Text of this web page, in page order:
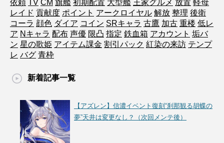
依頼 TV CM 旗艦 初期配置 大型艦 王家グルメ 放置 軽母
レイド 貢献度 ポイント アークロイヤル 解放 整理 後衛
コーラ 顔色 ダイア コイン SRキャラ 古鷹 加古 重楼 低レ
ア Nキャラ 配布 声優 限凸 指定 鉄血箱 アカウント 垢バ
ン 星の歌姫 アイテム課金 割引パック 紅染の来訪 テンプ
レ バグ 青枠
新着記事一覧
【アズレン】信濃イベント復刻“刹那観る胡蝶の
夢”天井は変更なし？（次回メンテ後）